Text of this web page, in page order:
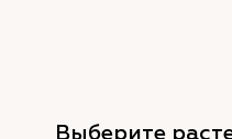
Выберите